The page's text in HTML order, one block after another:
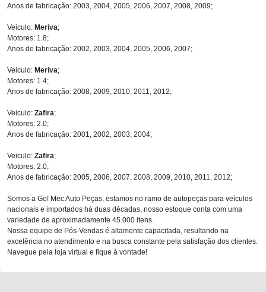
Anos de fabricação: 2003, 2004, 2005, 2006, 2007, 2008, 2009;
Veiculo: Meriva;
Motores: 1.8;
Anos de fabricação: 2002, 2003, 2004, 2005, 2006, 2007;
Veiculo: Meriva;
Motores: 1.4;
Anos de fabricação: 2008, 2009, 2010, 2011, 2012;
Veiculo: Zafira;
Motores: 2.0;
Anos de fabricação: 2001, 2002, 2003, 2004;
Veiculo: Zafira;
Motores: 2.0;
Anos de fabricação: 2005, 2006, 2007, 2008, 2009, 2010, 2011, 2012;
Somos a Go! Mec Auto Peças, estamos no ramo de autopeças para veículos
nacionais e importados há duas décadas, nosso estoque conta com uma
variedade de aproximadamente 45.000 itens.
Nossa equipe de Pós-Vendas é altamente capacitada, resultando na
excelência no atendimento e na busca constante pela satisfação dos clientes.
Navegue pela loja virtual e fique à vontade!